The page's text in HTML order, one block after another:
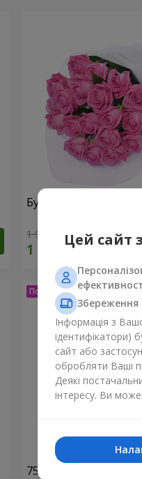
Букет з троянд "Бути
1 999 грн
75 білих троянд
Цей сайт
Збереження
Інформація з
ідентифікатори)
сайт або
обробляти Ваші
Деякі
інтересу. Ви